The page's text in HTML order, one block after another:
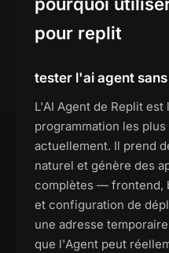
pour replit
tester l'ai agent
L'AI Agent de Replit
programmation les
actuellement. Il prend
naturel et génère des
complètes — frontend,
et configuration de
une adresse
que l'Agent peut